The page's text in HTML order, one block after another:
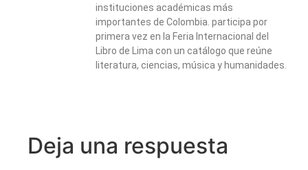
instituciones académicas más
importantes de Colombia. participa por
primera vez en la Feria Internacional del
Libro de Lima con un catálogo que reúne
literatura, ciencias, música y humanidades.
Deja una respuesta